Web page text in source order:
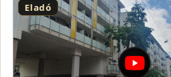
Eladó